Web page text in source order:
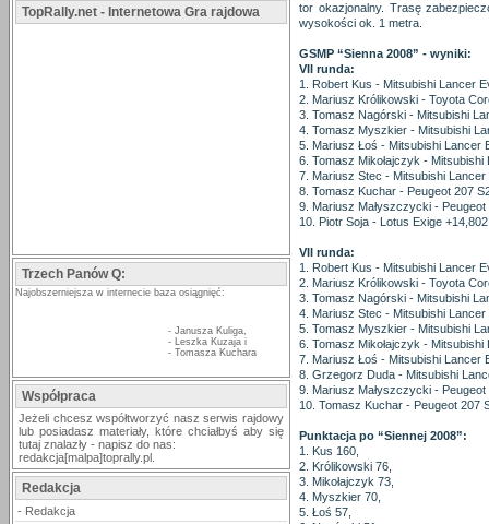
TopRally.net - Internetowa Gra rajdowa
Trzech Panów Q:
Najobszerniejsza w internecie baza osiągnięć:
- Janusza Kuliga,
- Leszka Kuzaja i
- Tomasza Kuchara
Współpraca
Jeżeli chcesz współtworzyć nasz serwis rajdowy
lub posiadasz materiały, które chciałbyś aby się
tutaj znalazły - napisz do nas:
redakcja[malpa]toprally.pl.
Redakcja
- Redakcja
tor okazjonalny. Trasę
wysokości ok. 1 metra.
GSMP “Sienna 2008” - wyniki:
VII runda:
1. Robert Kus - Mitsubishi Lancer
2. Mariusz Królikowski - Toyota
3. Tomasz Nagórski - Mitsubishi
4. Tomasz Myszkier - Mitsubishi
5. Mariusz Łoś - Mitsubishi Lancer
6. Tomasz Mikołajczyk -
7. Mariusz Stec - Mitsubishi
8. Tomasz Kuchar - Peugeot 207
9. Mariusz Małyszczycki -
10. Piotr Soja - Lotus Exige
VII runda:
1. Robert Kus - Mitsubishi Lancer
2. Mariusz Królikowski - Toyota
3. Tomasz Nagórski - Mitsubishi
4. Mariusz Stec - Mitsubishi Lancer
5. Tomasz Myszkier - Mitsubishi
6. Tomasz Mikołajczyk -
7. Mariusz Łoś - Mitsubishi Lancer
8. Grzegorz Duda - Mitsubishi
9. Mariusz Małyszczycki -
10. Tomasz Kuchar - Peugeot 207
Punktacja po “Siennej 2008”:
1. Kus 160,
2. Królikowski 76,
3. Mikołajczyk 73,
4. Myszkier 70,
5. Łoś 57,